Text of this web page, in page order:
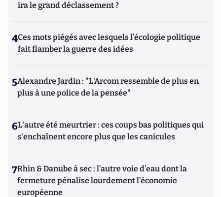
ira le grand déclassement ?
4Ces mots piégés avec lesquels l’écologie politique
fait flamber la guerre des idées
5Alexandre Jardin : "L'Arcom ressemble de plus en
plus à une police de la pensée"
6L'autre été meurtrier : ces coups bas politiques qui
s'enchaînent encore plus que les canicules
7Rhin & Danube à sec : l’autre voie d’eau dont la
fermeture pénalise lourdement l’économie
européenne